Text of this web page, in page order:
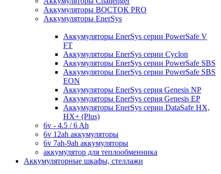
Аккумуляторы ВОСТОК PRO
Аккумуляторы EnerSys
Аккумуляторы EnerSys серии PowerSafe V
FT
Аккумуляторы EnerSys серии Cyclon
Аккумуляторы EnerSys серии PowerSafe SBS
Аккумуляторы EnerSys серии PowerSafe SBS
EON
Аккумуляторы EnerSys серия Genesis NP
Аккумуляторы EnerSys серия Genesis EP
Аккумуляторы EnerSys серии DataSafe HX,
HX+ (Plus)
6v - 4.5 / 6 Ah
6v 12ah аккумуляторы
6v 7ah-9ah аккумуляторы
аккумулятор для теплообменника
Аккумуляторные шкафы, стеллажи